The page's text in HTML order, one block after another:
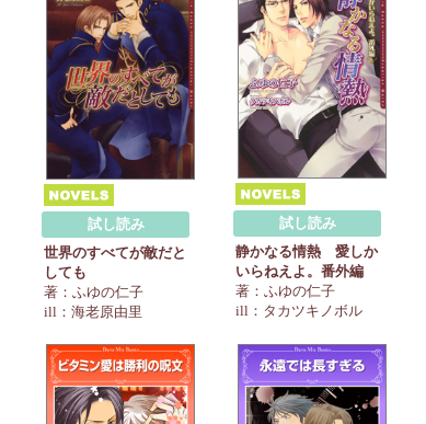
試し読み
世界のすべてが敵だと
しても
著：ふゆの仁子
ill：海老原由里
試し読み
静かなる情熱 愛しか
いらねえよ。番外編
著：ふゆの仁子
ill：タカツキノボル